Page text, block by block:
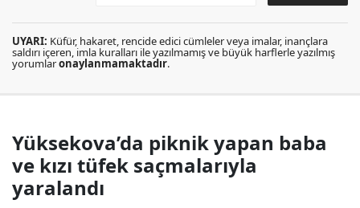
UYARI: Küfür, hakaret, rencide edici cümleler veya imalar, inançlara
saldırı içeren, imla kuralları ile yazılmamış ve büyük harflerle yazılmış
yorumlaronaylanmamaktadır.
Yüksekova’da piknik yapan baba
ve kızı tüfek saçmalarıyla
yaralandı